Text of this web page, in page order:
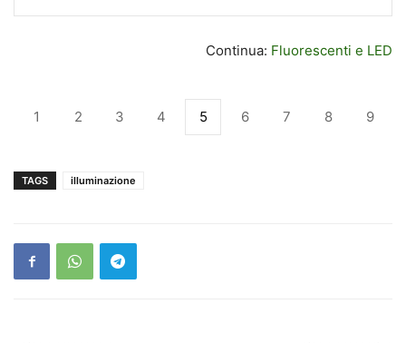
Continua: Fluorescenti e LED
1 2 3 4 5 6 7 8 9
TAGS illuminazione